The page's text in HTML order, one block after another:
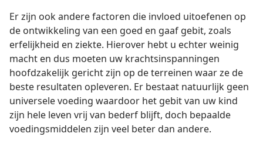
Er zijn ook andere factoren die invloed uitoefenen op
de ontwikkeling van een goed en gaaf gebit, zoals
erfelijkheid en ziekte. Hierover hebt u echter weinig
macht en dus moeten uw krachtsinspanningen
hoofdzakelijk gericht zijn op de terreinen waar ze de
beste resultaten opleveren. Er bestaat natuurlijk geen
universele voeding waardoor het gebit van uw kind
zijn hele leven vrij van bederf blijft, doch bepaalde
voedingsmiddelen zijn veel beter dan andere.